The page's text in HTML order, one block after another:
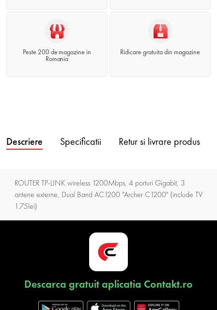
Peste 200 de magazine in
Romania
Ridicare gratuita din magazine
Descriere Specificatii Retur si livrare produs
ROUTER TP-LINK wireless 1200Mbps, 4 porturi Gigabit, 3
antene externe, Dual Band AC1200 "Archer C1200" (include TV
1.75lei)
Descarca gratuit aplicatia Contakt.ro